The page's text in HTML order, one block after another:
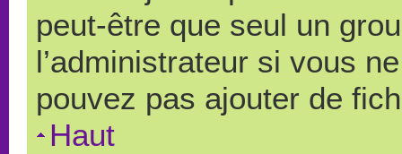
peut-être que seul un
l’administrateur si vous
pouvez pas ajouter de
Haut